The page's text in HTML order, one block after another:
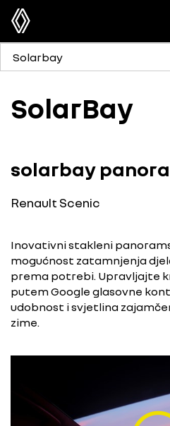
Solarbay
SolarBay
solarbay
Renault Scenic
Inovativni stakleni
mogućnost zatamnjenja
prema potrebi. Upravljajte
putem Google glasovne
udobnost i svjetlina
zime.